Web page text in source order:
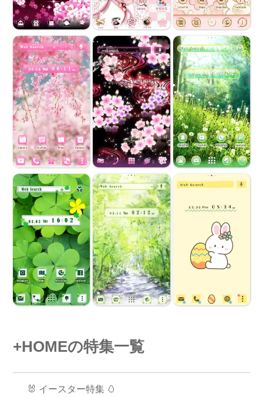
+HOMEの特集一覧
🐰 イースター特集 🥚